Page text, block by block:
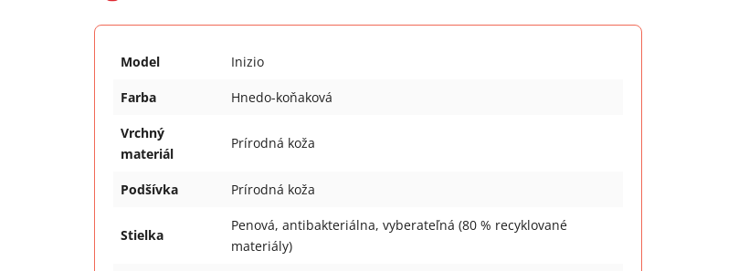
Model Inizio
Farba Hnedo-koňaková
Vrchný
materiál
Prírodná koža
Podšívka Prírodná koža
Stielka
Penová, antibakteriálna, vyberateľná (80 % recyklované
materiály)